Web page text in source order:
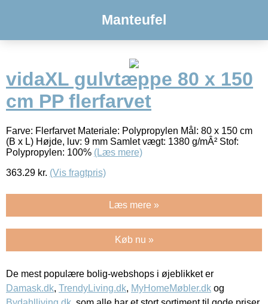
Manteufel
vidaXL gulvtæppe 80 x 150
cm PP flerfarvet
Farve: Flerfarvet Materiale: Polypropylen Mål: 80 x 150 cm
(B x L) Højde, luv: 9 mm Samlet vægt: 1380 g/mÂ² Stof:
Polypropylen: 100% (Læs mere)
363.29 kr. (Vis fragtpris)
Læs mere »
Køb nu »
De mest populære bolig-webshops i øjeblikket er
Damask.dk, TrendyLiving.dk, MyHomeMøbler.dk og